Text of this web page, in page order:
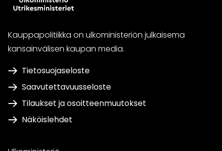
Kauppapolitiikka on ulkoministeriön julkaisema
kansainvälisen kaupan media.
Tietosuojaseloste
Saavutettavuusseloste
Tilaukset ja osoitteenmuutokset
Näköislehdet